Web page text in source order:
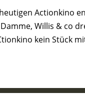
Actionkino
Willis & co
kein Stück